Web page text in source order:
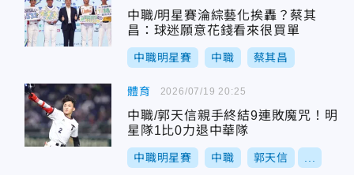
中職/明星賽淪綜藝化挨轟？蔡其
昌：球迷願意花錢看來很買單
中職明星賽 中職 蔡其昌
體育
中職/郭天信親手終結9連敗魔咒！明
星隊1比0力退中華隊
中職明星賽 中職 郭天信
2026/07/19 20:25